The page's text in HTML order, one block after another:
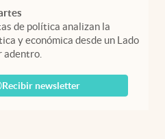
de política analizan la
y económica desde un Lado
adentro.
Recibir newsletter